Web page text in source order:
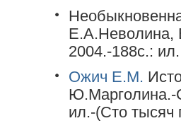
2004.-188с.: ил.
Ожич Е.М.
Ю.Марголина.-
ил.-(Сто тысяч